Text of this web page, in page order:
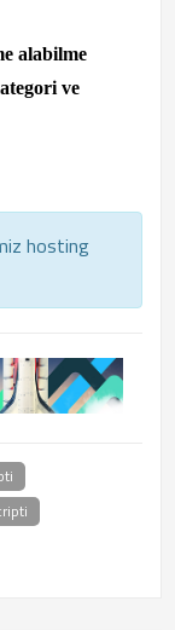
alabilme
ve
hosting